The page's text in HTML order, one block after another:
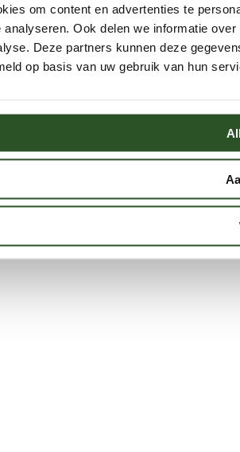
om content en advertenties te
Ook delen we informatie
Deze partners kunnen deze
op basis van uw gebruik van hun